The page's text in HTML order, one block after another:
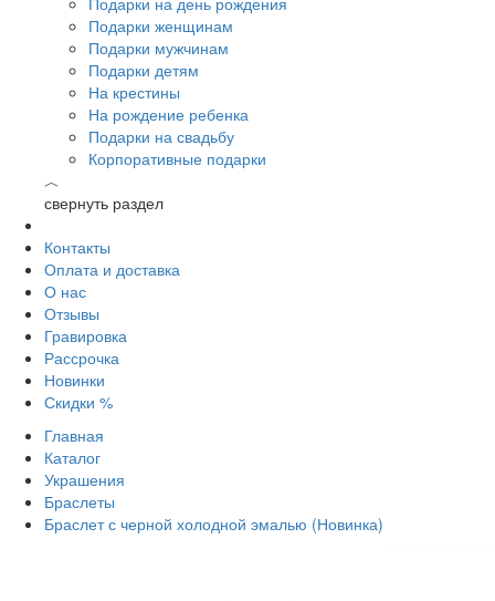
Подарки женщинам
Подарки мужчинам
Подарки детям
На крестины
На рождение ребенка
Подарки на свадьбу
Корпоративные подарки
︿
свернуть раздел
Контакты
Оплата и доставка
О нас
Отзывы
Гравировка
Рассрочка
Новинки
Скидки %
Главная
Каталог
Украшения
Браслеты
Браслет с черной холодной эмалью (Новинка)